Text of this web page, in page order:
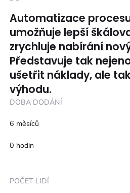
Automatizace
umožňuje lepší
zrychluje nabírání
Představuje tak
ušetřit náklady, ale
výhodu.
DOBA DODÁNÍ
6 měsíců
0 hodin
POČET LIDÍ